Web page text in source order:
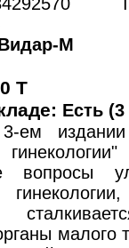
М
T
Есть
ем издании
малого